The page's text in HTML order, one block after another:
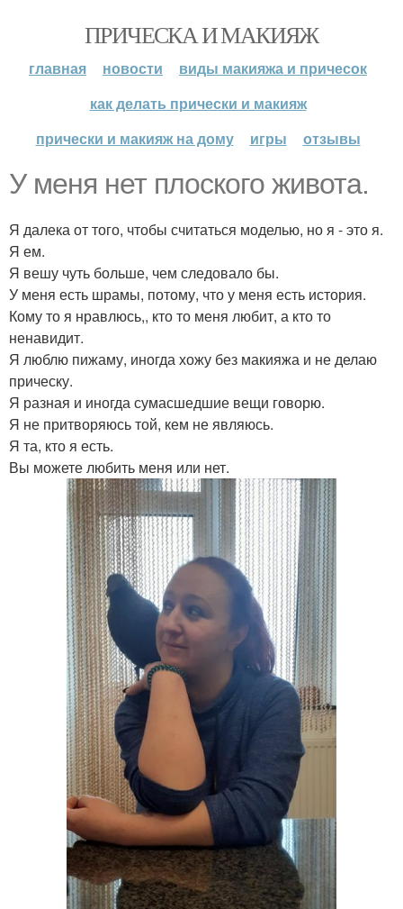
ПРИЧЕСКА И МАКИЯЖ
главная новости
виды макияжа и причесок
как делать прически и макияж
прически и макияж на дому
игры отзывы
У меня нет плоского живота.
Я далека от того, чтобы считаться моделью, но я - это я.
Я ем.
Я вешу чуть больше, чем следовало бы.
У меня есть шрамы, потому, что у меня есть история.
Кому то я нравлюсь,, кто то меня любит, а кто то
ненавидит.
Я люблю пижаму, иногда хожу без макияжа и не делаю
прическу.
Я разная и иногда сумасшедшие вещи говорю.
Я не притворяюсь той, кем не являюсь.
Я та, кто я есть.
Вы можете любить меня или нет.